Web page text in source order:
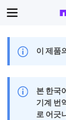
이 제품
본 한국
기계 번
로 어긋